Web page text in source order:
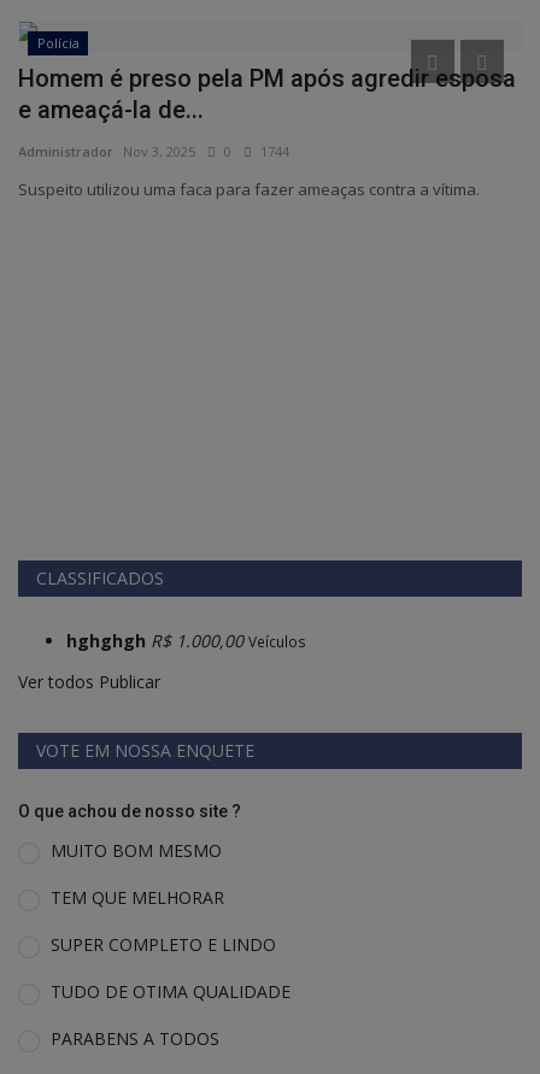
Polícia
Homem é preso pela PM após agredir esposa
e ameaçá-la de...
Administrador Nov 3, 2025 0 1744
Suspeito utilizou uma faca para fazer ameaças contra a vítima.
CLASSIFICADOS
hghghgh R$ 1.000,00 Veículos
Ver todos Publicar
VOTE EM NOSSA ENQUETE
O que achou de nosso site ?
MUITO BOM MESMO
TEM QUE MELHORAR
SUPER COMPLETO E LINDO
TUDO DE OTIMA QUALIDADE
PARABENS A TODOS